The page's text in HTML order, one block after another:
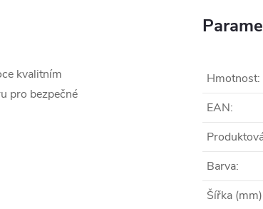
kvalitním
pro bezpečné
Hmotnost:
EAN:
Barva:
Šířka (mm)